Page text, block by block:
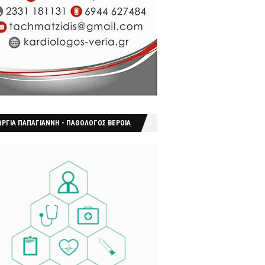
ΠΑΠΑΓΙΑΝΝΗ - ΠΑΘΟΛΟΓΟΣ ΒΕΡΟΙΑ